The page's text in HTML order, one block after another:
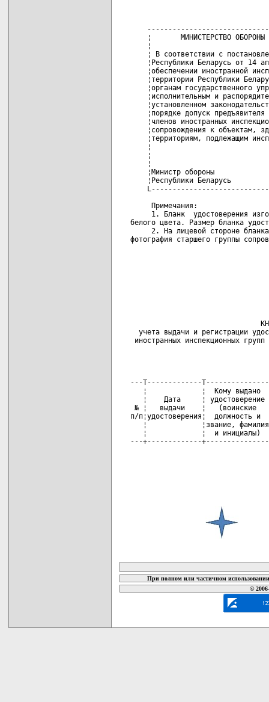
¦       МИНИСТЕРСТВО ОБОРОНЫ
¦
¦ В соответствии с
¦Республики Беларусь от 14
¦обеспечении иностранной
¦территории Республики
¦органам государственного
¦исполнительным и
¦установленном
¦порядке допуск предъявителя
¦членов иностранных
¦сопровождения к объектам,
¦территориям, подлежащим
¦
¦
¦
¦Министр обороны
¦Республики Беларусь
     Примечания:
1. Бланк  удостоверения
белого цвета. Размер бланка
2. На лицевой стороне
фотография старшего группы
учета выдачи и регистрации
иностранных инспекционных
---T-------------
¦             ¦  Кому выдано
¦    Дата     ¦
№ ¦   выдачи    ¦   (воинские
п/п¦удостоверения¦  должность и
¦             ¦звание,
¦             ¦  и инициалы)
---+-------------
При полном или частичном
©